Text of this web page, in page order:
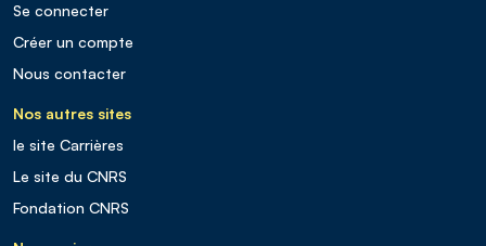
Se connecter
Créer un compte
Nous contacter
Nos autres sites
le site Carrières
Le site du CNRS
Fondation CNRS